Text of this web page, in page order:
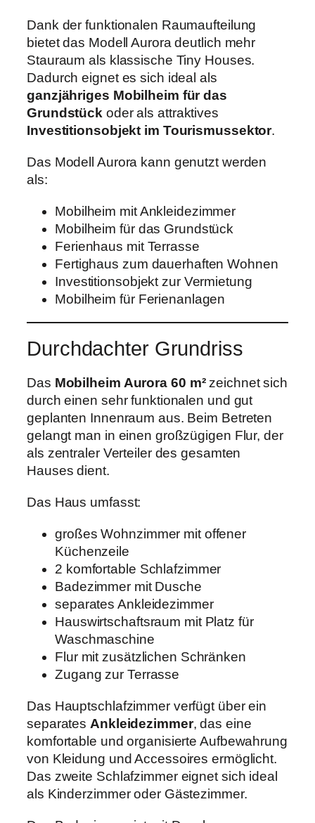
Dank der funktionalen Raumaufteilung
bietet das Modell Aurora deutlich mehr
Stauraum als klassische Tiny Houses.
Dadurch eignet es sich ideal als
ganzjähriges Mobilheim für das
Grundstück oder als attraktives
Investitionsobjekt im Tourismussektor.
Das Modell Aurora kann genutzt werden
als:
Mobilheim mit Ankleidezimmer
Mobilheim für das Grundstück
Ferienhaus mit Terrasse
Fertighaus zum dauerhaften Wohnen
Investitionsobjekt zur Vermietung
Mobilheim für Ferienanlagen
Durchdachter Grundriss
Das Mobilheim Aurora 60 m²zeichnet sich
durch einen sehr funktionalen und gut
geplanten Innenraum aus. Beim Betreten
gelangt man in einen großzügigen Flur, der
als zentraler Verteiler des gesamten
Hauses dient.
Das Haus umfasst:
großes Wohnzimmer mit offener
Küchenzeile
2 komfortable Schlafzimmer
Badezimmer mit Dusche
separates Ankleidezimmer
Hauswirtschaftsraum mit Platz für
Waschmaschine
Flur mit zusätzlichen Schränken
Zugang zur Terrasse
Das Hauptschlafzimmer verfügt über ein
separates Ankleidezimmer, das eine
komfortable und organisierte Aufbewahrung
von Kleidung und Accessoires ermöglicht.
Das zweite Schlafzimmer eignet sich ideal
als Kinderzimmer oder Gästezimmer.